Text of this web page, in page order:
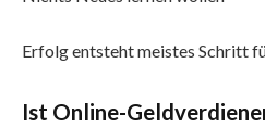
Erfolg entsteht meistes Schritt
Ist Online-